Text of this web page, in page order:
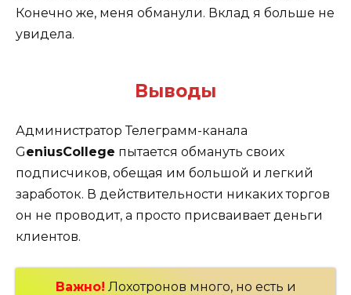
Конечно же, меня обманули. Вклад я больше не
увидела.
Выводы
Администратор Телеграмм-канала
GeniusCollege пытается обмануть своих
подписчиков, обещая им большой и легкий
заработок. В действительности никаких торгов
он не проводит, а просто присваивает деньги
клиентов.
Важно! Лохотронов много, но есть и